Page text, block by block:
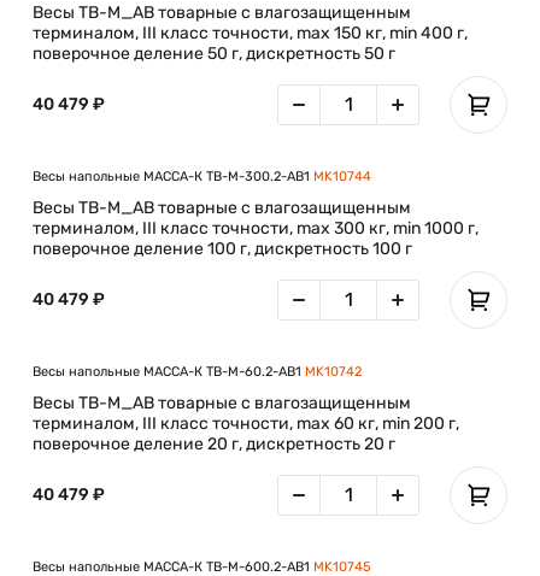
Весы TB-M_AB товарные с влагозащищенным
терминалом, III класс точности, max 150 кг, min 400 г,
поверочное деление 50 г, дискретность 50 г
40 479 ₽
Весы напольные МАССА-К TB-M-300.2-АB1 MK10744
Весы TB-M_AB товарные с влагозащищенным
терминалом, III класс точности, max 300 кг, min 1000 г,
поверочное деление 100 г, дискретность 100 г
40 479 ₽
Весы напольные МАССА-К TB-M-60.2-АB1 MK10742
Весы TB-M_AB товарные с влагозащищенным
терминалом, III класс точности, max 60 кг, min 200 г,
поверочное деление 20 г, дискретность 20 г
40 479 ₽
Весы напольные МАССА-К TB-M-600.2-АB1 MK10745